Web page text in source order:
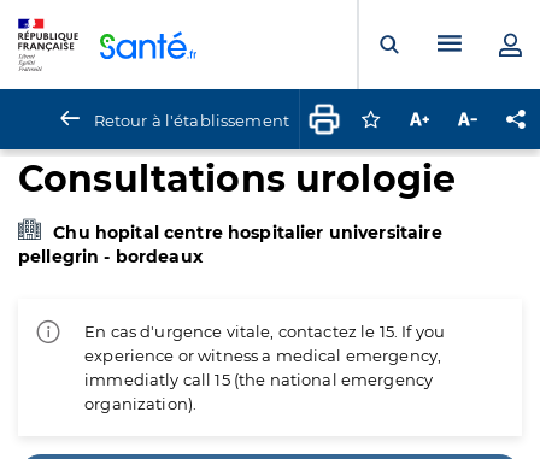
Ouvrir laMenu
Retour à l'établissement Connectez-vous
Augmenter la
Consultations urologie
Chu hopital centre hospitalier universitaire
pellegrin - bordeaux
En cas d'urgence vitale, contactez le 15. If you
experience or witness a medical emergency,
immediatly call 15 (the national emergency
organization).